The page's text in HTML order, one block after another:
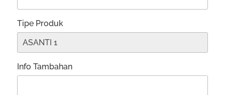
Tipe Produk
Info Tambahan